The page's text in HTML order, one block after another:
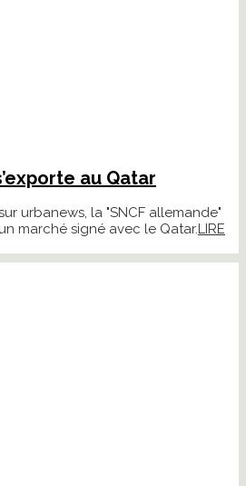
au Qatar
urbanews, la "SNCF allemande"
marché signé avec le Qatar.LIRE